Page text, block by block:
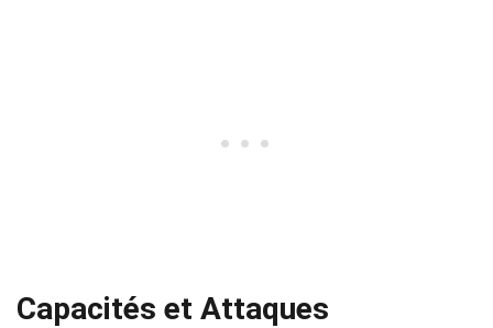
Capacités et Attaques